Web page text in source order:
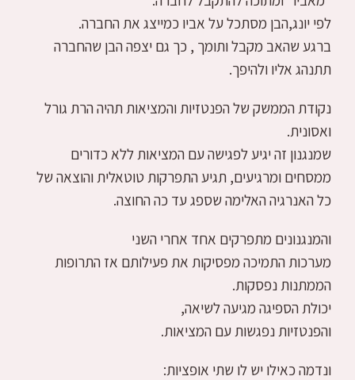
לפי יונג,הבן מסתכל על אביו כמייצג את החברה.
ברגע שהאב מקבל ותומך , כך גם יצפה הבן שהחברה
תתנהג אליו ולהיפך.
נקודת הממשק של הפנטזיות והמציאות תהיה הרת גורל
ואסונית.
שמנגנון זה יגיע לפגישה עם המציאות ללא כדורים
ממסחים ומרגיעים, תגיע התפרקות טוטאלית והוצאה של
כל האנרגיה האלימה שספג עד כה החוצה.
והמנגנונים מתפרקים אחד אחרי השני
מערכות התמיכה מפסיקות את פעילותם אז התרופות
הממתנות נפסקות.
יכולת הספיגה מגיעה לשיאה,
והפנטזיות נפגשות עם המציאות.
ונדמה כאילו יש לו שתי אופציות: